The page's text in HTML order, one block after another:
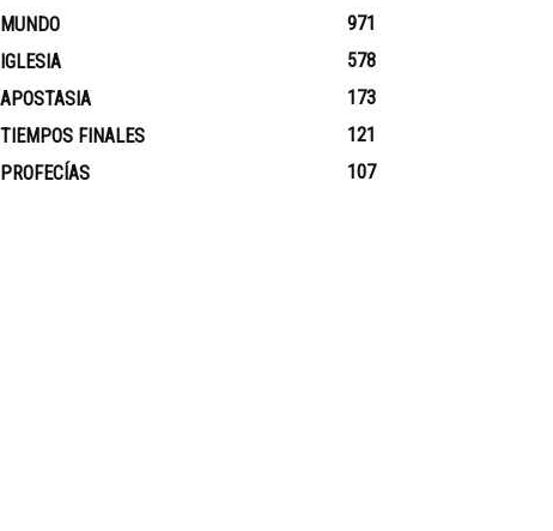
MUNDO
971
IGLESIA
578
APOSTASIA
173
TIEMPOS FINALES
121
PROFECÍAS
107